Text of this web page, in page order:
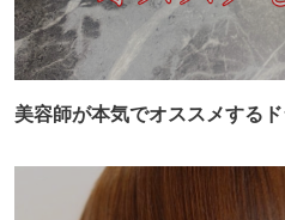
美容師が本気でオススメする